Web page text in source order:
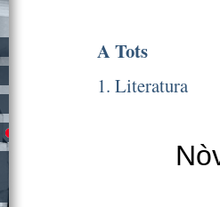
A Tots
1. Literatura